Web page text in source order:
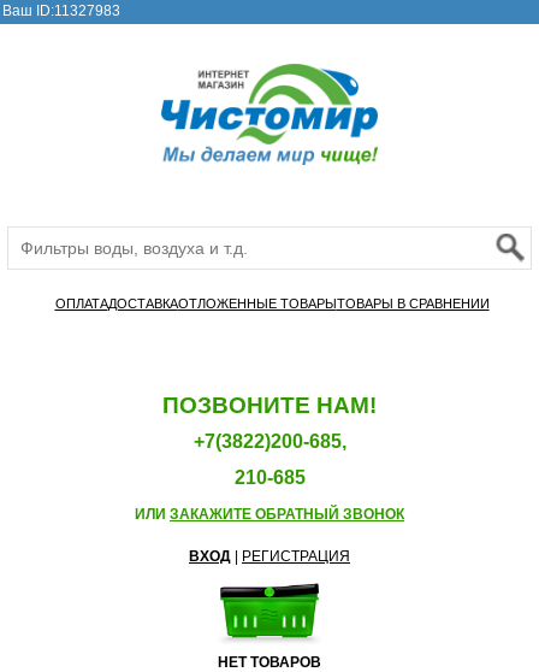
Ваш ID:11327983
ОПЛАТАДОСТАВКАОТЛОЖЕННЫЕ ТОВАРЫТОВАРЫ В СРАВНЕНИИ
ПОЗВОНИТЕ НАМ!
+7(3822)200-685,
210-685
ИЛИ ЗАКАЖИТЕ ОБРАТНЫЙ ЗВОНОК
ВХОД РЕГИСТРАЦИЯ
НЕТ ТОВАРОВ